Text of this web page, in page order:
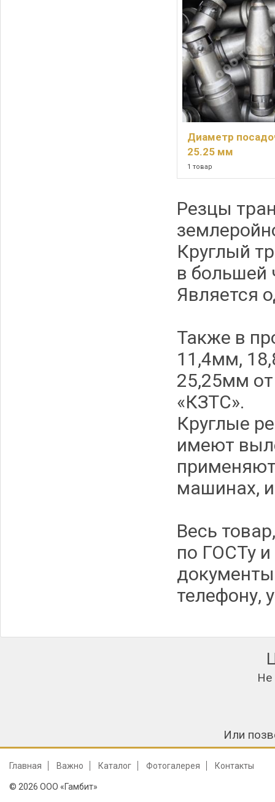
Диаметр
25.25 мм
1 товар
Резцы
Круглый
в большей
Является
Также в
11,4мм,
25,25мм
«КЗТС».
Круглые
имеют
машинах,
Весь
по ГОСТу
телефону,
Не
Или
Главная Важно Каталог Фотогалерея Контакты
© 2026 ООО «Гамбит»